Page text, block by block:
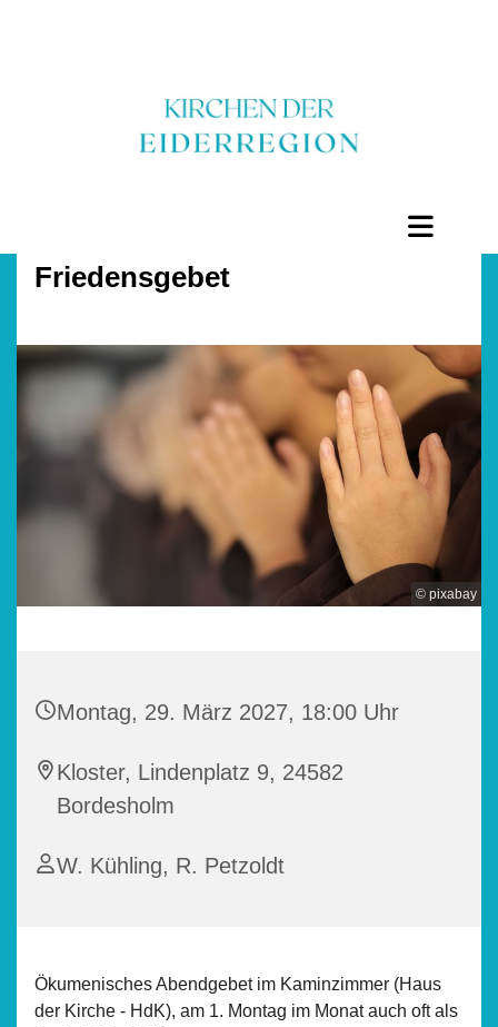
Friedensgebet
© pixabay
Montag, 29. März 2027, 18:00 Uhr
Kloster, Lindenplatz 9, 24582
Bordesholm
W. Kühling, R. Petzoldt
Ökumenisches Abendgebet im Kaminzimmer (Haus
der Kirche - HdK), am 1. Montag im Monat auch oft als